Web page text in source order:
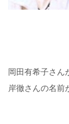
岡田有希子さん
岸徹さんの名前